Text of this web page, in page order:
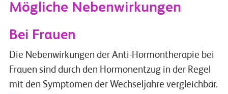
Mögliche Nebenwirkungen
Bei Frauen
Die Nebenwirkungen der Anti-Hormontherapie bei
Frauen sind durch den Hormonentzug in der Regel
mit den Symptomen der Wechseljahre vergleichbar.